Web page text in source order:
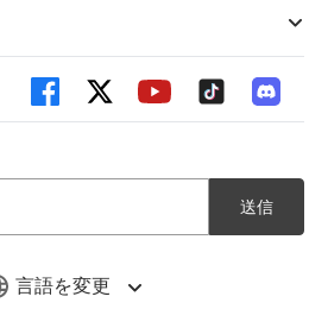
言語を変更
送信